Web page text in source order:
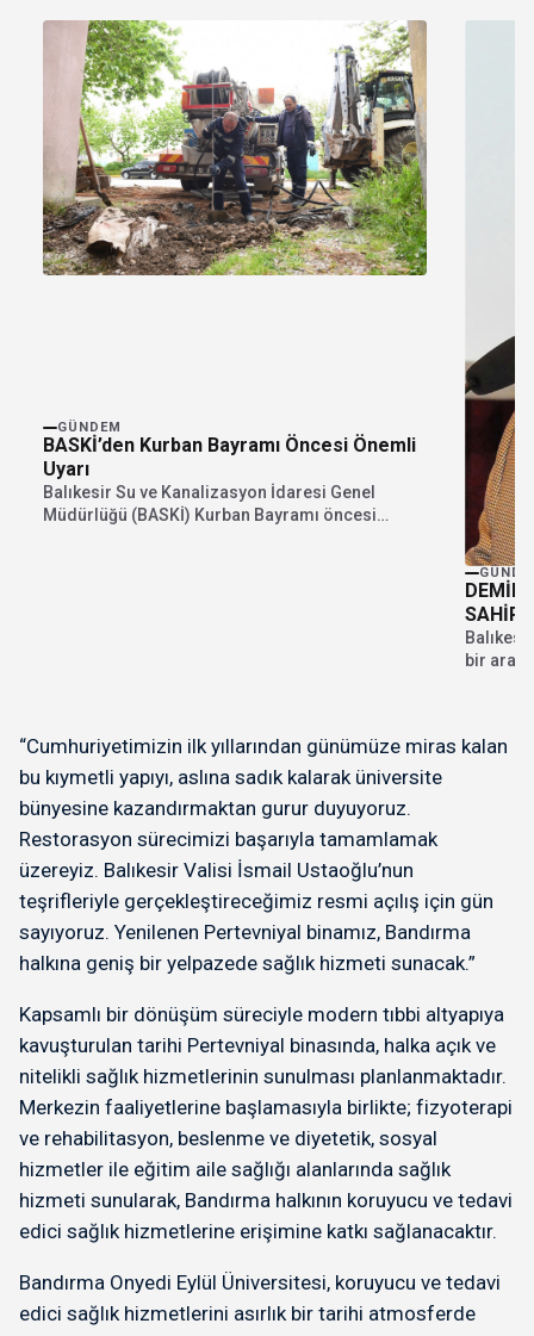
GÜNDEM
BASKİ’den Kurban Bayramı Öncesi Önemli
Uyarı
Balıkesir Su ve Kanalizasyon İdaresi Genel
Müdürlüğü (BASKİ) Kurban Bayramı öncesi
DEMİR
bir
“Cumhuriyetimizin ilk yıllarından günümüze miras kalan
bu kıymetli yapıyı, aslına sadık kalarak üniversite
bünyesine kazandırmaktan gurur duyuyoruz.
Restorasyon sürecimizi başarıyla tamamlamak
üzereyiz. Balıkesir Valisi İsmail Ustaoğlu’nun
teşrifleriyle gerçekleştireceğimiz resmi açılış için gün
sayıyoruz. Yenilenen Pertevniyal binamız, Bandırma
halkına geniş bir yelpazede sağlık hizmeti sunacak.”
Kapsamlı bir dönüşüm süreciyle modern tıbbi altyapıya
kavuşturulan tarihi Pertevniyal binasında, halka açık ve
nitelikli sağlık hizmetlerinin sunulması planlanmaktadır.
Merkezin faaliyetlerine başlamasıyla birlikte; fizyoterapi
ve rehabilitasyon, beslenme ve diyetetik, sosyal
hizmetler ile eğitim aile sağlığı alanlarında sağlık
hizmeti sunularak, Bandırma halkının koruyucu ve tedavi
edici sağlık hizmetlerine erişimine katkı sağlanacaktır.
Bandırma Onyedi Eylül Üniversitesi, koruyucu ve tedavi
edici sağlık hizmetlerini asırlık bir tarihi atmosferde